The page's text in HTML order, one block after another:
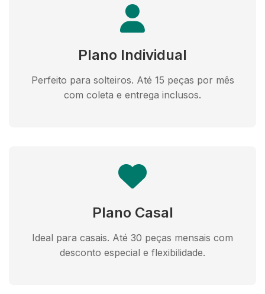
Plano Individual
Perfeito para solteiros. Até 15 peças por mês
com coleta e entrega inclusos.
Plano Casal
Ideal para casais. Até 30 peças mensais com
desconto especial e flexibilidade.